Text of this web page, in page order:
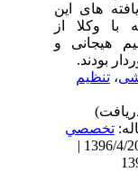
های این
وکلا از
هیجانی و
بودند.
،تنظیم
تخصصي
دریافت: 1396/2/2 | ویرایش نهایی: 1396/4/20 |